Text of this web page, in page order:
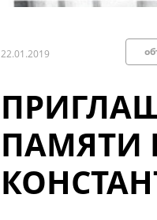
22.01.2019
ПАМЯТИ